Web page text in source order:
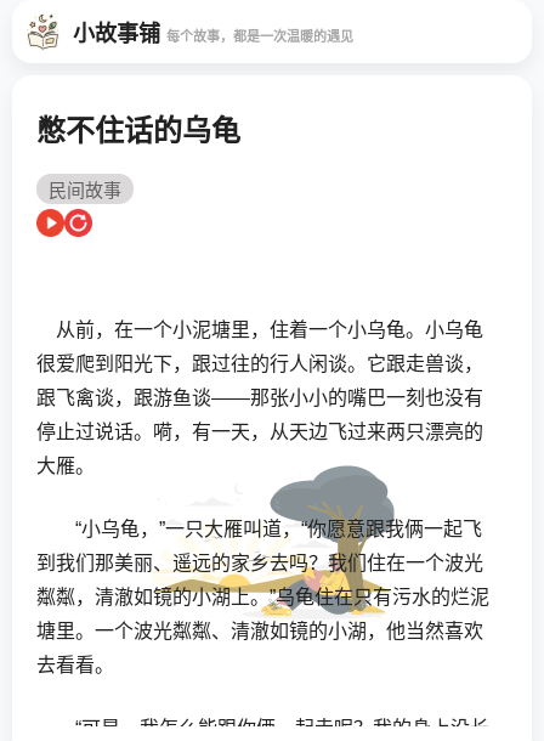
小故事铺 每个故事，都是一次温暖的遇见
憋不住话的乌龟
民间故事
从前，在一个小泥塘里，住着一个小乌龟。小乌龟
很爱爬到阳光下，跟过往的行人闲谈。它跟走兽谈，
跟飞禽谈，跟游鱼谈——那张小小的嘴巴一刻也没有
停止过说话。嗬，有一天，从天边飞过来两只漂亮的
大雁。
“小乌龟，”一只大雁叫道，“你愿意跟我俩一起飞
到我们那美丽、遥远的家乡去吗？我们住在一个波光
粼粼，清澈如镜的小湖上。”乌龟住在只有污水的烂泥
塘里。一个波光粼粼、清澈如镜的小湖，他当然喜欢
去看看。
“可是，我怎么能跟你俩一起走呢？我的身上没长